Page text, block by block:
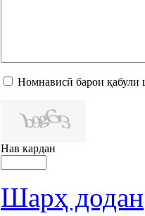
Номнависӣ барои қабули
Нав кардан
Шарҳ додан